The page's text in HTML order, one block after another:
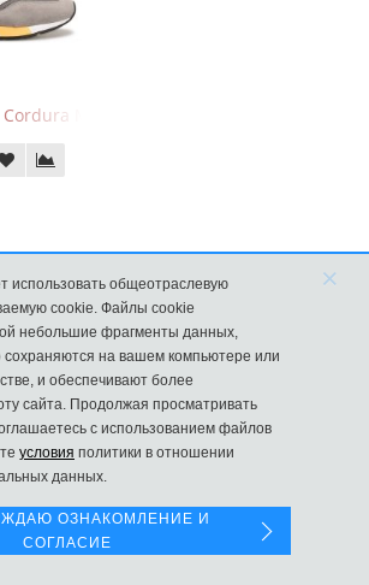
Marblehead с желтой и голубой
использовать общеотраслевую
cookie. Файлы cookie
небольшие фрагменты данных,
на вашем компьютере или
и обеспечивают более
сайта. Продолжая просматривать
с использованием файлов
условия политики в отношении
данных.
×
ОЗНАКОМЛЕНИЕ И
СОГЛАСИЕ